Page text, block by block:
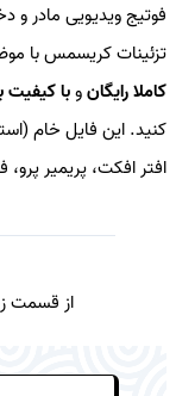
فوتیج ویدیویی مادر و
تزئینات کریسمس با
کاملا رایگانوبا کیفیت
کنید. این فایل خام
افتر افکت، پریمیر
از قسمت